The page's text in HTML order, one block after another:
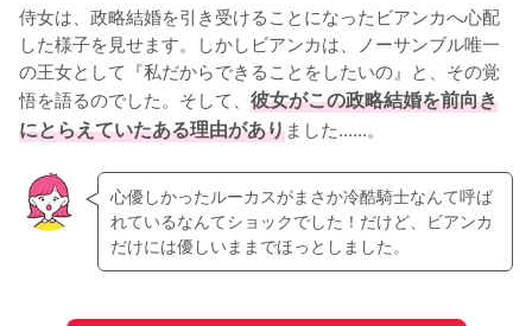
侍女は、政略結婚を引き受けることになったビアンカへ心配
した様子を見せます。しかしビアンカは、ノーサンブル唯一
の王女として『私だからできることをしたいの』と、その覚
悟を語るのでした。そして、 彼女がこの政略結婚を前向き
にとらえていたある理由がありました......。
心優しかったルーカスがまさか冷酷騎士なんて呼ば
れているなんてショックでした！だけど、ビアンカ
だけには優しいままでほっとしました。